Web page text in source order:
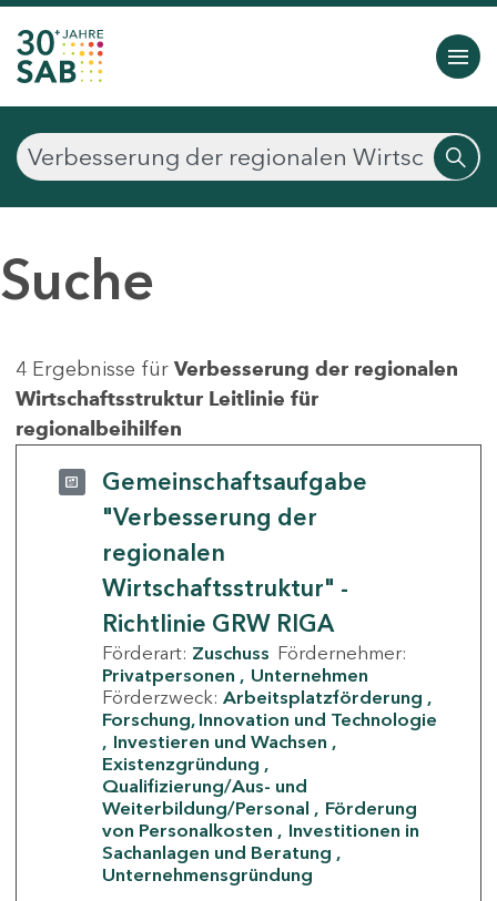
Suche
4 Ergebnisse für Verbesserung der regionalen
Wirtschaftsstruktur Leitlinie für
regionalbeihilfen
Gemeinschaftsaufgabe
"Verbesserung der
regionalen
Wirtschaftsstruktur" -
Richtlinie GRW RIGA
Förderart: Zuschuss Fördernehmer:
Privatpersonen
Unternehmen
Förderzweck: Arbeitsplatzförderung
Forschung, Innovation und Technologie
Investieren und Wachsen
Existenzgründung
Qualifizierung/Aus- und
Weiterbildung/Personal
Förderung
von Personalkosten
Investitionen in
Sachanlagen und Beratung
Unternehmensgründung